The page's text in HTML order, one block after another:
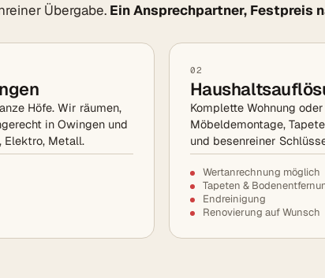
Übergabe. Ein Ansprechpartner, Festpreis
Höfe. Wir räumen,
in Owingen und
Elektro, Metall.
02
Komplette Wohnung
Möbeldemontage,
und besenreiner
Wertanrechnung möglich
Tapeten &
Endreinigung
Renovierung auf Wunsch